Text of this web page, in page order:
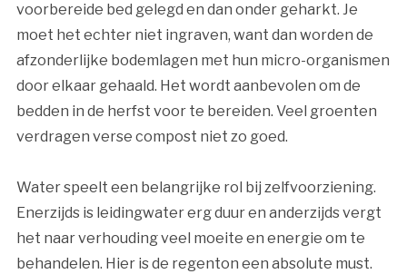
voorbereide bed gelegd en dan onder geharkt. Je
moet het echter niet ingraven, want dan worden de
afzonderlijke bodemlagen met hun micro-organismen
door elkaar gehaald. Het wordt aanbevolen om de
bedden in de herfst voor te bereiden. Veel groenten
verdragen verse compost niet zo goed.
Water speelt een belangrijke rol bij zelfvoorziening.
Enerzijds is leidingwater erg duur en anderzijds vergt
het naar verhouding veel moeite en energie om te
behandelen. Hier is de regenton een absolute must.